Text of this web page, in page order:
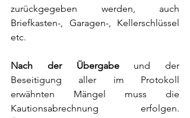
zurückgegeben werden, auch
Briefkasten-, Garagen-, Kellerschlüssel
etc.
Nach der Übergabe und der
Beseitigung aller im Protokoll
erwähnten Mängel muss die
Kautionsabrechnung erfolgen.